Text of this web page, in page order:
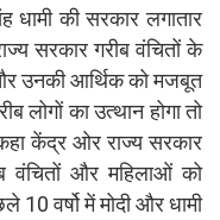
की सरकार लगातार
सरकार गरीब वंचितों के
उनकी आर्थिक को मजबूत
लोगों का उत्थान होगा तो
केंद्र ओर राज्य सरकार
वंचितों और महिलाओं को
10 वर्षो में मोदी और धामी